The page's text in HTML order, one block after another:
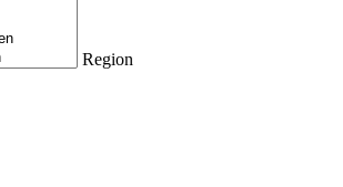
Region